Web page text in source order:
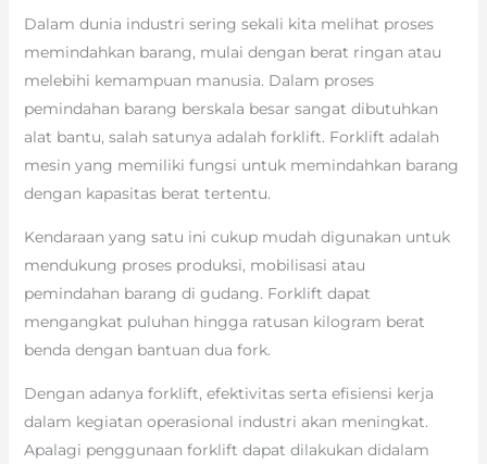
Dalam dunia industri sering sekali kita melihat proses
memindahkan barang, mulai dengan berat ringan atau
melebihi kemampuan manusia. Dalam proses
pemindahan barang berskala besar sangat dibutuhkan
alat bantu, salah satunya adalah forklift. Forklift adalah
mesin yang memiliki fungsi untuk memindahkan barang
dengan kapasitas berat tertentu.
Kendaraan yang satu ini cukup mudah digunakan untuk
mendukung proses produksi, mobilisasi atau
pemindahan barang di gudang. Forklift dapat
mengangkat puluhan hingga ratusan kilogram berat
benda dengan bantuan dua fork.
Dengan adanya forklift, efektivitas serta efisiensi kerja
dalam kegiatan operasional industri akan meningkat.
Apalagi penggunaan forklift dapat dilakukan didalam